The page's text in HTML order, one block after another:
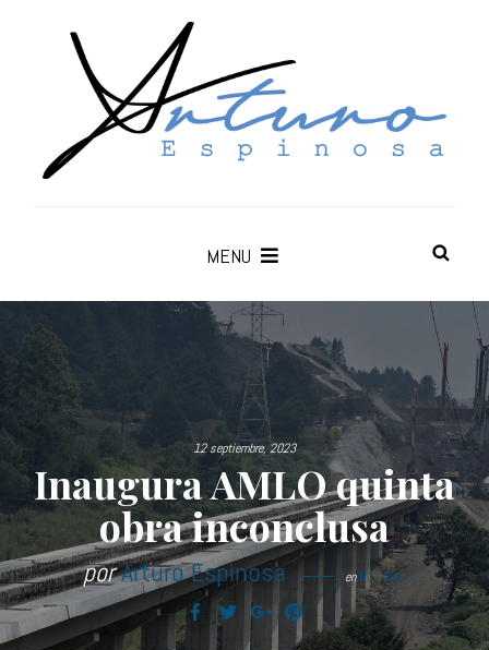
MENU
12 septiembre, 2023
Inaugura AMLO quinta
obra inconclusa
porArturo Espinosa enNOTICIAS